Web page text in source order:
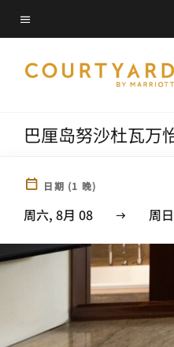
Skip
to
content
菜单文本
巴厘岛努沙杜瓦万
日期 (1 晚)
周六, 8月 08 周